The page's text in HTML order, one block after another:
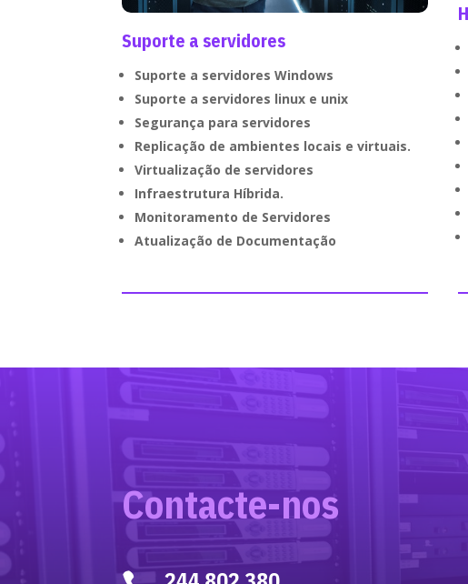
Suporte a servidores
Suporte a servidores Windows
Suporte a servidores linux e unix
Segurança para servidores
Replicação de ambientes locais e virtuais.
Virtualização de servidores
Infraestrutura Híbrida.
Monitoramento de Servidores
Atualização de Documentação
Contacte-nos